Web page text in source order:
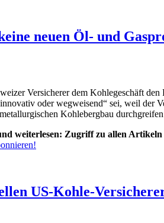
neuen Öl- und
Versicherer dem Kohlegeschäft
oder wegweisend“ sei, weil der
Kohlebergbau
weiterlesen: Zugriff zu allen Artikeln
US-Kohle-